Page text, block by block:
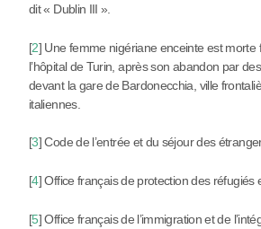
dit « Dublin III ».
[2] Une femme nigériane enceinte est morte
l’hôpital de Turin, après son abandon par
devant la gare de Bardonecchia, ville
italiennes.
[3]Code de l’entrée et du séjour des
[4]Office français de protection des réfugiés
[5]Office français de l’immigration et de